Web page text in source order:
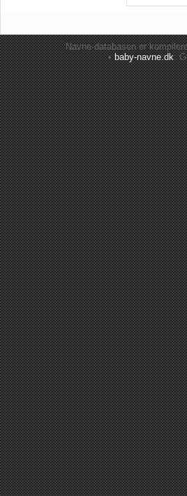
Navne-databasen er
•baby-navne.dk: